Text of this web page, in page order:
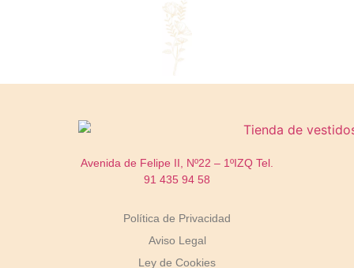
Avenida de Felipe II, Nº22 – 1ºIZQ Tel.
91 435 94 58
Política de Privacidad
Aviso Legal
Ley de Cookies